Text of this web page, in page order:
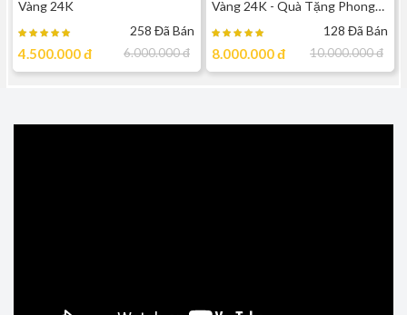
Vàng 24K
258 Đã Bán
4.500.000đ 6.000.000đ
Vàng 24K - Quà Tặng Phong
Thuỷ Để Bàn Cao Cấp128 Đã Bán
8.000.000đ 10.000.000đ